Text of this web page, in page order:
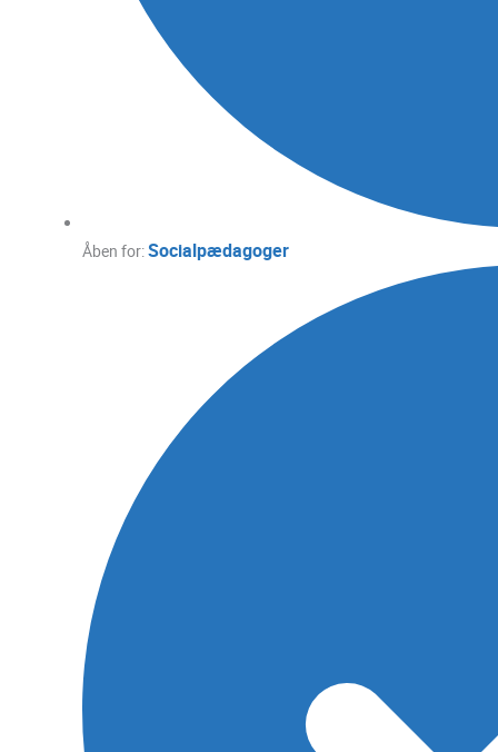
Åben for:Socialpædagoger